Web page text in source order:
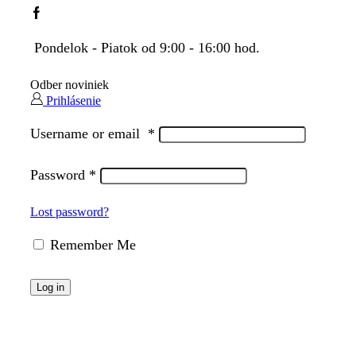
Facebook
Pondelok - Piatok od 9:00 - 16:00 hod.
Odber noviniek
Prihlásenie
Username or email *
Password *
Lost password?
Remember Me
Log in